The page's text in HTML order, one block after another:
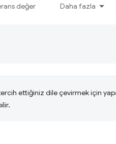
değer Daha fazla
ettiğiniz dile çevirmek için